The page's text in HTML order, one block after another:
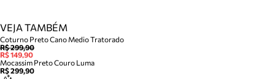
VEJA TAMBÉM
Coturno Preto Cano Medio Tratorado
R$ 299,90
R$ 149,90
Mocassim Preto Couro Luma
R$ 299,90